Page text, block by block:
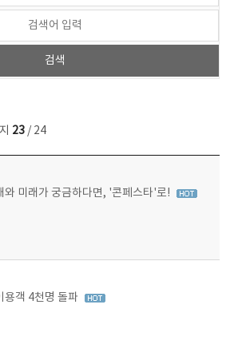
23/ 24
와 미래가 궁금하다면, '콘페스타'로!
용객 4천명 돌파